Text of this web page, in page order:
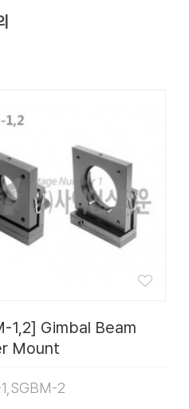
1,2] Gimbal Beam
Mount
2